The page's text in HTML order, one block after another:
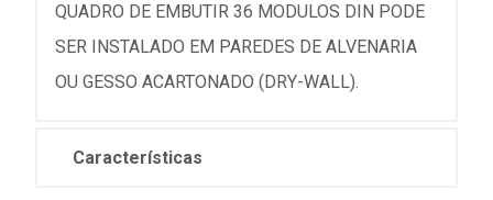
QUADRO DE EMBUTIR 36 MODULOS DIN PODE
SER INSTALADO EM PAREDES DE ALVENARIA
OU GESSO ACARTONADO (DRY-WALL).
Características